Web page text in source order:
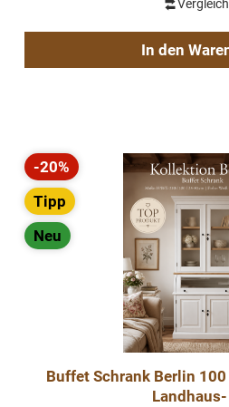
In den
Rabatt
-20%
Tipp
Neu
Buffet Schrank Berlin
Landhaus-